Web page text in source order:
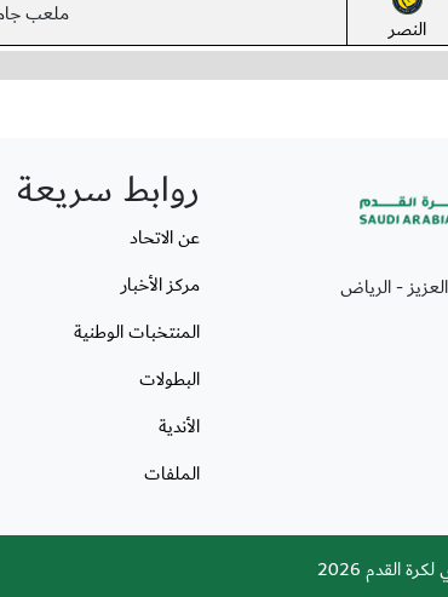
النصر ملعب
- الرياض
روابط سريعة
عن الاتحاد
مركز الأخبار
المنتخبات الوطنية
البطولات
الأندية
الملفات
القدم 2026